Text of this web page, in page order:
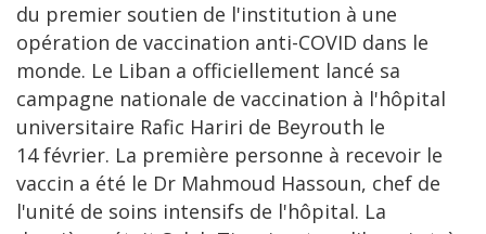
du premier soutien de l'institution à une
opération de vaccination anti-COVID dans le
monde. Le Liban a officiellement lancé sa
campagne nationale de vaccination à l'hôpital
universitaire Rafic Hariri de Beyrouth le
14 février. La première personne à recevoir le
vaccin a été le Dr Mahmoud Hassoun, chef de
l'unité de soins intensifs de l'hôpital. La